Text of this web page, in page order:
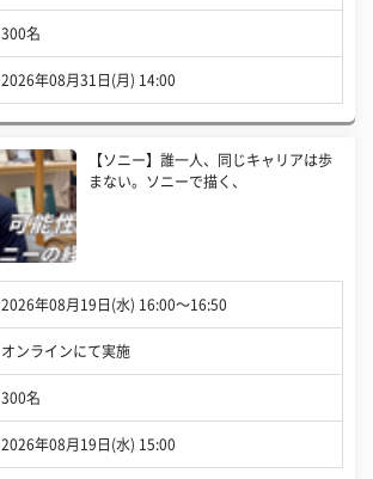
300名
2026年08月31日(月) 14:00
【ソニー】誰一人、同じキャリアは歩
まない。ソニーで描く、
2026年08月19日(水) 16:00〜16:50
オンラインにて実施
300名
2026年08月19日(水) 15:00